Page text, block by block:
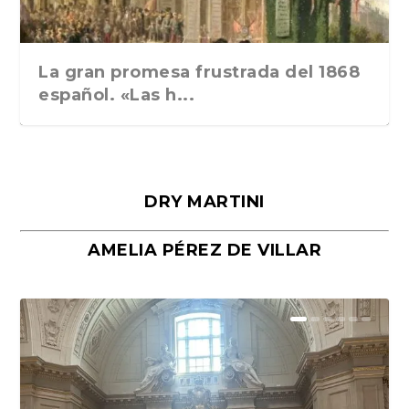
La gran promesa frustrada del 1868
español. «Las h...
Málaga, verso en azul, de Rafael
Porras y Salvador...
«La cocina hebrea. Alimentación
del pueblo judío e...
DRY MARTINI
AMELIA PÉREZ DE VILLAR